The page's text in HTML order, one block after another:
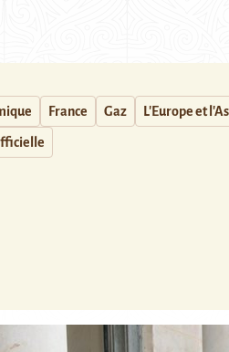
France Gaz L'Europe et